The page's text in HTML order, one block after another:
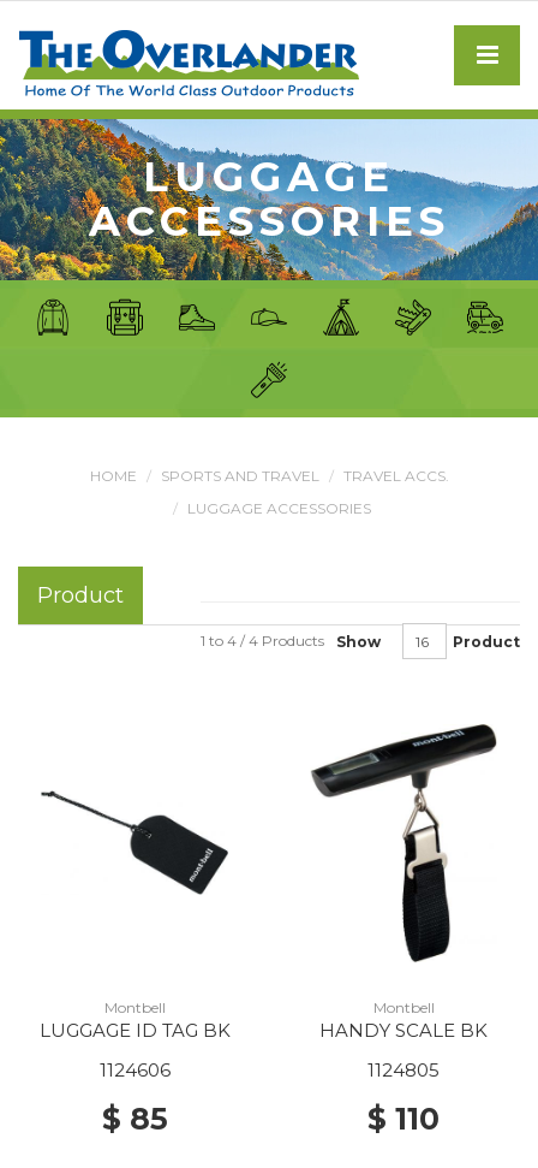
LUGGAGE
ACCESSORIES
HOME SPORTS AND TRAVEL
TRAVEL ACCS.
LUGGAGE ACCESSORIES
Product
Show Product
1 to 4 / 4 Products
Montbell
LUGGAGE ID TAG BK
1124606
$ 85
Montbell
HANDY SCALE BK
1124805
$ 110